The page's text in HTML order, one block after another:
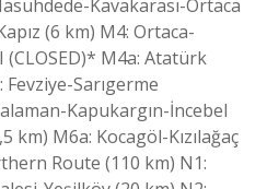
Kavakarası-Ortaca
(6 km) M4: Ortaca-
(CLOSED)* M4a: Atatürk
Sarıgerme
Kapukargın-İncebel
km) M6a: Kocagöl-Kızılağaç
Route (110 km) N1: